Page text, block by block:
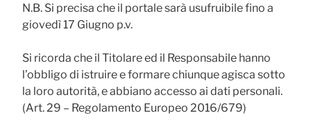
N.B. Si precisa che il portale sarà usufruibile fino a
giovedì 17 Giugno p.v.
Si ricorda che il Titolare ed il Responsabile hanno
l’obbligo di istruire e formare chiunque agisca sotto
la loro autorità, e abbiano accesso ai dati personali.
(Art. 29 – Regolamento Europeo 2016/679)